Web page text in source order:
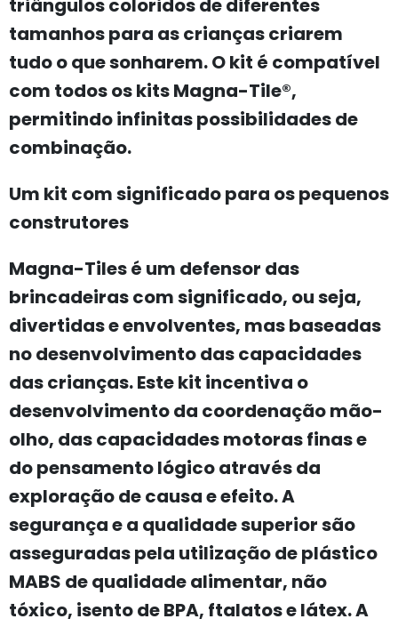
triângulos coloridos de diferentes
tamanhos para as crianças criarem
tudo o que sonharem. O kit é compatível
com todos os kits Magna-Tile®,
permitindo infinitas possibilidades de
combinação.
Um kit com significado para os pequenos
construtores
Magna-Tiles é um defensor das
brincadeiras com significado, ou seja,
divertidas e envolventes, mas baseadas
no desenvolvimento das capacidades
das crianças. Este kit incentiva o
desenvolvimento da coordenação mão-
olho, das capacidades motoras finas e
do pensamento lógico através da
exploração de causa e efeito. A
segurança e a qualidade superior são
asseguradas pela utilização de plástico
MABS de qualidade alimentar, não
tóxico, isento de BPA, ftalatos e látex. A